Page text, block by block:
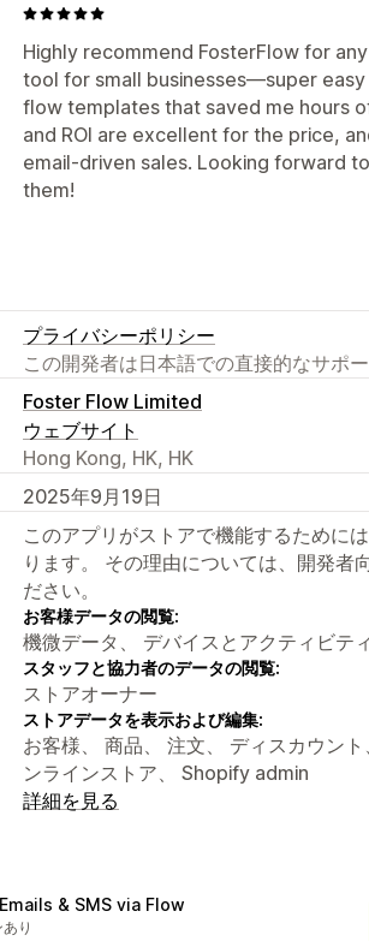
Highly recommend FosterFlow for
tool for small businesses—super
flow templates that saved me hours
and ROI are excellent for the price,
email-driven sales. Looking forward
them!
プライバシーポリシー
この開発者は日本語での直接的なサポ
Foster Flow Limited
ウェブサイト
Hong Kong, HK, HK
2025年9月19日
このアプリがストアで機能するために
ります。 その理由については、開発者
ださい。
お客様データの閲覧:
機微データ、 デバイスとアクティビテ
スタッフと協力者のデータの閲覧:
ストアオーナー
ストアデータを表示および編集:
お客様、 商品、 注文、 ディスカウン
ンラインストア、 Shopify admin
詳細を見る
& SMS via Flow
り